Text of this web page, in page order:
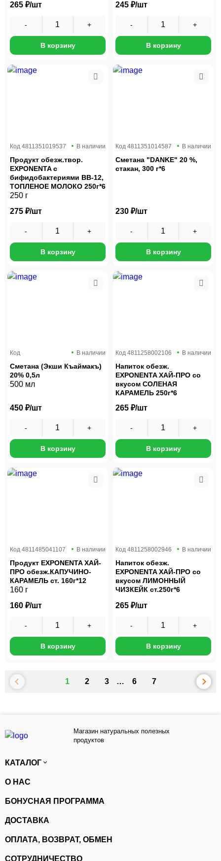
265 ₽/шт
В корзину
245 ₽/шт
В корзину
Код 4811351019537 В наличии
Продукт обезж.твор.
EXPONENTA с
бифидобактериями ВВ-12,
ТОПЛЕНОЕ МОЛОКО 250г*6
250 г
275 ₽/шт
В корзину
Код 4811351014587 В наличии
Сметана "DANKE" 20 %,
стакан, 300 г*6
230 ₽/шт
В корзину
Код В наличии
Сметана (Экши Къаймакъ)
20% 0,5л
500 мл
450 ₽/шт
В корзину
Код 4811258002106 В наличии
Напиток обезж.
EXPONENTA ХАЙ-ПРО со
вкусом СОЛЕНАЯ
КАРАМЕЛЬ 250г*6
265 ₽/шт
В корзину
Код 4811485041107 В наличии
Продукт EXPONENTA ХАЙ-
ПРО обезж.КАПУЧИНО-
КАРАМЕЛЬ ст. 160г*12
160 г
160 ₽/шт
В корзину
Код 4811258002946 В наличии
Напиток обезж.
EXPONENTA ХАЙ-ПРО со
вкусом ЛИМОННЫЙ
ЧИЗКЕЙК ст.250г*6
265 ₽/шт
В корзину
1 2 3 … 6 7
Магазин натуральных полезных
продуктов
КАТАЛОГ
О НАС
БОНУСНАЯ ПРОГРАММА
ДОСТАВКА
ОПЛАТА, ВОЗВРАТ, ОБМЕН
СОТРУДНИЧЕСТВО